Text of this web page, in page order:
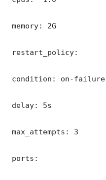
memory: 2G
restart_policy:
condition: on-failure
delay: 5s
max_attempts: 3
ports: